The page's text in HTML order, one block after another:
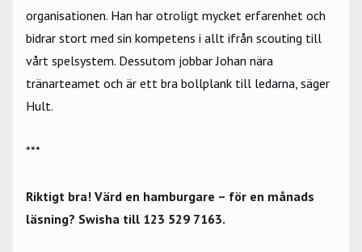
organisationen. Han har otroligt mycket erfarenhet och
bidrar stort med sin kompetens i allt ifrån scouting till
vårt spelsystem. Dessutom jobbar Johan nära
tränarteamet och är ett bra bollplank till ledarna, säger
Hult.
***
Riktigt bra! Värd en hamburgare – för en månads
läsning? Swisha till 123 529 7163.